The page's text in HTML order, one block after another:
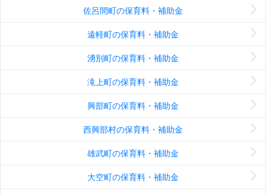
佐呂間町の保育料・補助金
遠軽町の保育料・補助金
湧別町の保育料・補助金
滝上町の保育料・補助金
興部町の保育料・補助金
西興部村の保育料・補助金
雄武町の保育料・補助金
大空町の保育料・補助金